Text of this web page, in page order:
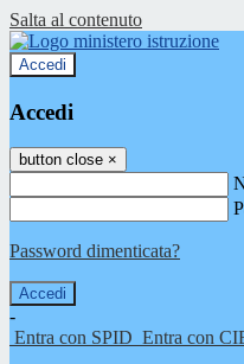
Salta al contenuto
Accedi
Accedi
button close ×
Password dimenticata?
-
Entra con SPID Entra con